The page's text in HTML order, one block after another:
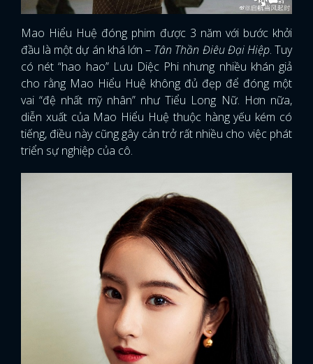
Mao Hiểu Huệ đóng phim được 3 năm với bước khởi
đầu là một dự án khá lớn – Tân Thần Điêu Đại Hiệp. Tuy
có nét “hao hao” Lưu Diệc Phi nhưng nhiều khán giả
cho rằng Mao Hiểu Huệ không đủ đẹp để đóng một
vai “đệ nhất mỹ nhân” như Tiểu Long Nữ. Hơn nữa,
diễn xuất của Mao Hiểu Huệ thuộc hàng yếu kém có
tiếng, điều này cũng gây cản trở rất nhiều cho việc phát
triển sự nghiệp của cô.